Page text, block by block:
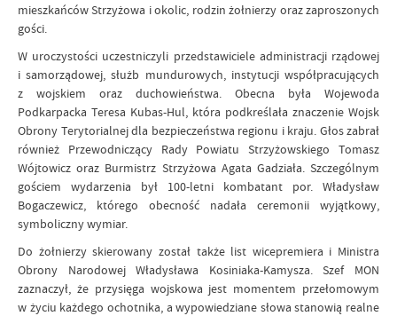
mieszkańców Strzyżowa i okolic, rodzin żołnierzy oraz zaproszonych
gości.
W uroczystości uczestniczyli przedstawiciele administracji rządowej
i samorządowej, służb mundurowych, instytucji współpracujących
z wojskiem oraz duchowieństwa. Obecna była Wojewoda
Podkarpacka Teresa Kubas-Hul, która podkreślała znaczenie Wojsk
Obrony Terytorialnej dla bezpieczeństwa regionu i kraju. Głos zabrał
również Przewodniczący Rady Powiatu Strzyżowskiego Tomasz
Wójtowicz oraz Burmistrz Strzyżowa Agata Gadziała. Szczególnym
gościem wydarzenia był 100-letni kombatant por. Władysław
Bogaczewicz, którego obecność nadała ceremonii wyjątkowy,
symboliczny wymiar.
Do żołnierzy skierowany został także list wicepremiera i Ministra
Obrony Narodowej Władysława Kosiniaka-Kamysza. Szef MON
zaznaczył, że przysięga wojskowa jest momentem przełomowym
w życiu każdego ochotnika, a wypowiedziane słowa stanowią realne